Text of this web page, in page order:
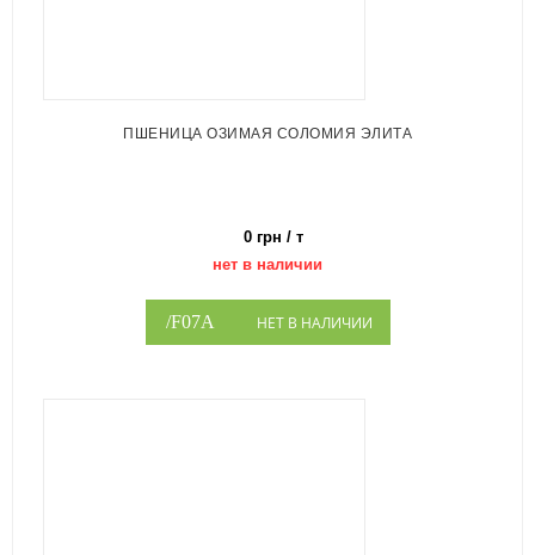
ПШЕНИЦА ОЗИМАЯ СОЛОМИЯ ЭЛИТА
0 грн / т
нет в наличии
НЕТ В НАЛИЧИИ